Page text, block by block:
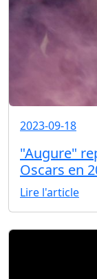
2023-09-18
"Augure"
Oscars en
Lire l'article